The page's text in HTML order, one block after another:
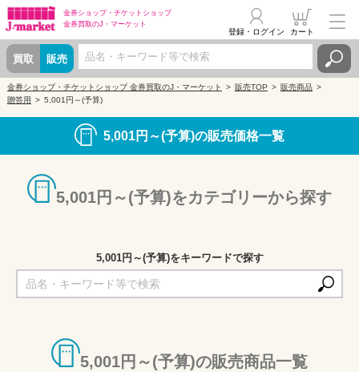
金券ショップ・ チケットショップ
金券買取のJ・マーケット
買取 販売
登録・ログイン カート
金券ショップ・チケットショップ 金券買取のJ・マーケット 販売TOP
販売商品
贈答用
5,001円～(予算)
5,001円～(予算)の販売価格一覧
5,001円～(予算)をカテゴリーから探す
5,001円～(予算)をキーワードで探す
5,001円～(予算)の販売商品一覧